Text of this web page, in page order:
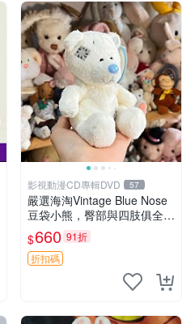
影視動漫CD專輯DVD 57
嚴選海淘Vintage Blue Nose
豆袋小熊，臀部與四肢俱全，
坐高11公分，附原盒與吊牌
收藏。藍鼻子小熊，值得擁有
玩具 憶熊
$660 91折
折扣碼